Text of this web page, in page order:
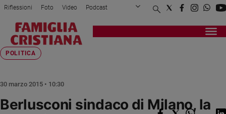
Attualità
Italia
Economia
Riflessioni Foto Video Podcast
Privacy Policy Chi siamo
Registrati Redazione
Home page>
POLITICA
Berlusconi sindaco di Milano, la
30 marzo 2015 • 10:30